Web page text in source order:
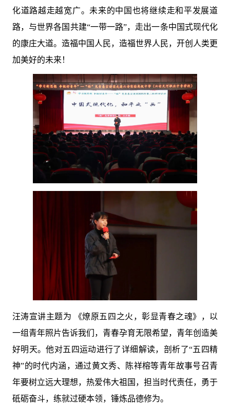
化道路越走越宽广。未来的中国也将继续走和平发展道
路，与世界各国共建“一带一路”，走出一条中国式现代化
的康庄大道。造福中国人民，造福世界人民，开创人类更
加美好的未来！
汪涛宣讲主题为 《燎原五四之火，彰显青春之魂》，以
一组青年照片告诉我们，青春孕育无限希望，青年创造美
好明天。他对五四运动进行了详细解读，剖析了“五四精
神”的时代内涵，通过黄文秀、陈祥榕等青年故事号召青
年要树立远大理想，热爱伟大祖国，担当时代责任，勇于
砥砺奋斗，练就过硬本领，锤炼品德修为。